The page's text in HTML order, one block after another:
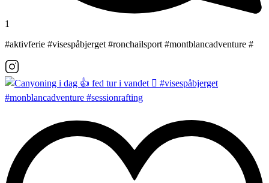
1
#aktivferie #visespåbjerget #ronchailsport #montblancadventure #